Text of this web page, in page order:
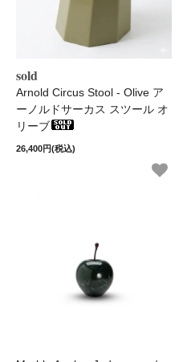
sold
Arnold Circus Stool - Olive ア
ーノルドサーカス スツール オ
リーブ
26,400円(税込)